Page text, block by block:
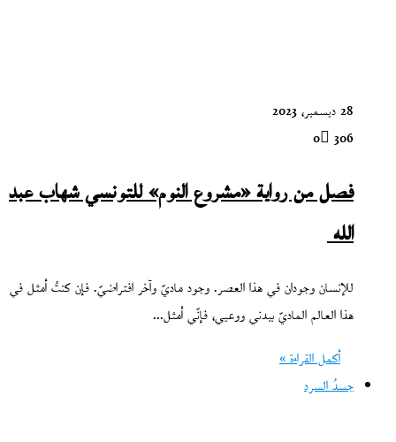
28 ديسمبر، 2023
0 306
فصل من رواية «مشروع النوم» للتونسي شهاب عبد
الله
للإنسان وجودان في هذا العصر. وجود ماديّ وآخر افتراضيّ. فإن كنتُ أمثل في
هذا العالم الماديّ ببدني ووعيي، فإنّي أمثل…
أكمل القراءة »
جسدُ السرد